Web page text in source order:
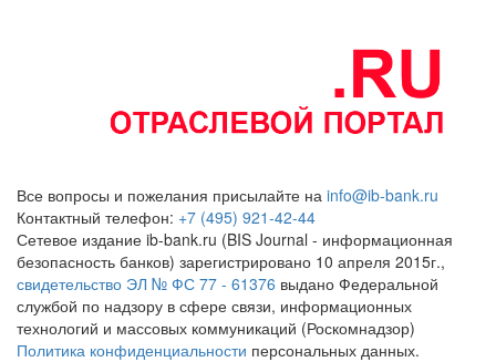
Все вопросы и пожелания присылайте на info@ib-bank.ru
Контактный телефон: +7 (495) 921-42-44
Сетевое издание ib-bank.ru (BIS Journal - информационная
безопасность банков) зарегистрировано 10 апреля 2015г.,
свидетельство ЭЛ № ФС 77 - 61376 выдано Федеральной
службой по надзору в сфере связи, информационных
технологий и массовых коммуникаций (Роскомнадзор)
Политика конфиденциальности персональных данных.